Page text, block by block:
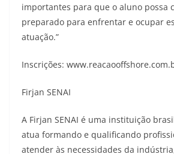
importantes para que o aluno possa
preparado para enfrentar e ocupar
atuação.”
Inscrições:
Firjan SENAI
A Firjan SENAI é uma instituição
atua formando e qualificando
atender às necessidades da